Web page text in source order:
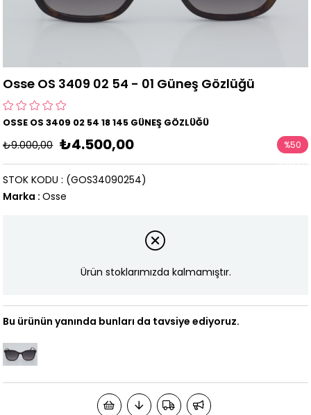
Osse OS 3409 02 54 - 01 Güneş Gözlüğü
OSSE OS 3409 02 54 18 145 GÜNEŞ GÖZLÜĞÜ
₺9.000,00 ₺4.500,00 %50
İndirim
(GOS34090254)
STOK KODU
Marka : Osse
Ürün stoklarımızda kalmamıştır.
Bu ürünün yanında bunları da tavsiye ediyoruz.